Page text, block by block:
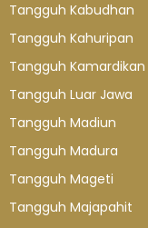
Tangguh Kabudhan
Tangguh Kahuripan
Tangguh Kamardikan
Tangguh Luar Jawa
Tangguh Madiun
Tangguh Madura
Tangguh Mageti
Tangguh Majapahit